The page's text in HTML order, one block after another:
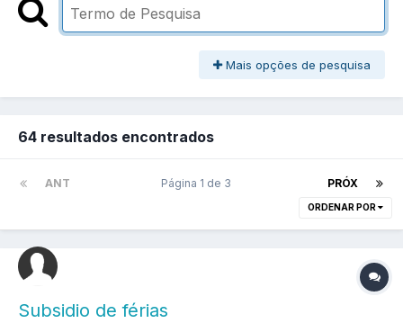
Mais opções de pesquisa
64 resultados encontrados
ANT PRÓX
Página 1 de 3
ORDENAR POR
Subsidio de férias